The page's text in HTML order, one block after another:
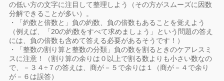
の低い方の文字に注目して整理しよう（その方がスムーズに因数
分解できることが多い）。
・「約数と倍数と」負の約数、負の倍数もあることを覚えよう
（例えば、「20の約数をすべて求めましょう」という問題の答え
には、負の倍数も含めて答える必要があるそうです！）
・「整数の割り算と整数の分類」負の数を割るときのケアレスミ
スに注意！（割り算の余りは０以上で割る数よりも小さい数なの
で、－３４÷７の答えは、商が－５で余りは１（商が－４で余り
が－６は誤答）